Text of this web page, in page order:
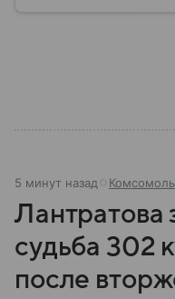
5 минут назад
Лантратова
судьба 302
после